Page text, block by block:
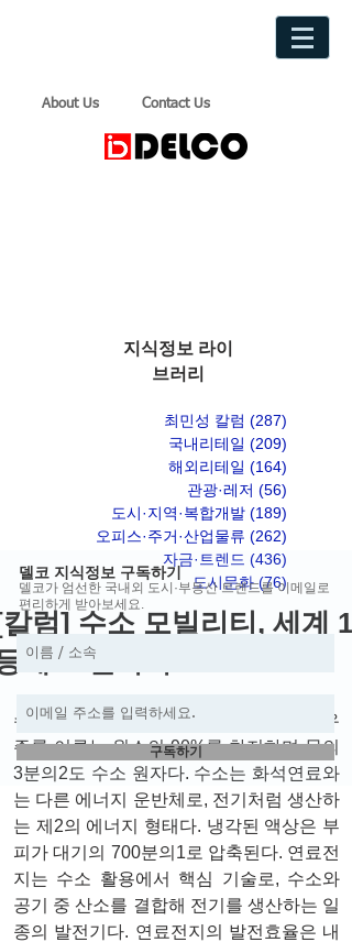
About Us Contact Us
지식정보 라이
브러리
최민성 칼럼 (287)
국내리테일 (209)
해외리테일 (164)
관광·레저 (56)
도시·지역·복합개발 (189)
오피스·주거·산업물류 (262)
자금·트렌드 (436)
도시문화 (76)게시물 76
럼] 수소 모빌리티, 세계 1
에 도전하자
수소는 영구적인 자원이어서 풍부하다. 우
주를 이루는 원소의 90%를 차지하며 물의
3분의2도 수소 원자다. 수소는 화석연료와
는 다른 에너지 운반체로, 전기처럼 생산하
는 제2의 에너지 형태다. 냉각된 액상은 부
피가 대기의 700분의1로 압축된다. 연료전
지는 수소 활용에서 핵심 기술로, 수소와
공기 중 산소를 결합해 전기를 생산하는 일
종의 발전기다. 연료전지의 발전효율은 내
델코 지식정보 구독하기
델코가 엄선한 국내외 도시·부동산 트렌드를 이메일로
편리하게 받아보세요.
구독하기